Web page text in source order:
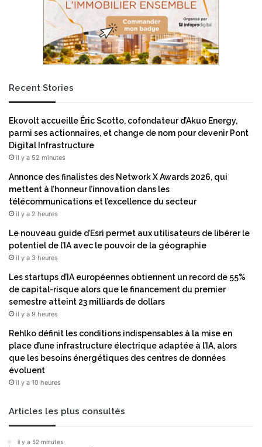
a
c
c
s
s
b
l
e
à
’
e
n
v
o
l
é
d
u
r
a
b
e
d
Recent Stories
Ekovolt accueille Éric Scotto, cofondateur d’Akuo Energy,
parmi ses actionnaires, et change de nom pour devenir Pont
Digital Infrastructure
il y a 52 minutes
Annonce des finalistes des Network X Awards 2026, qui
mettent à l’honneur l’innovation dans les
télécommunications et l’excellence du secteur
il y a 2 heures
Le nouveau guide d’Esri permet aux utilisateurs de libérer le
potentiel de l’IA avec le pouvoir de la géographie
il y a 3 heures
Les startups d’IA européennes obtiennent un record de 55%
de capital-risque alors que le financement du premier
semestre atteint 23 milliards de dollars
il y a 9 heures
Rehlko définit les conditions indispensables à la mise en
place d’une infrastructure électrique adaptée à l’IA, alors
que les besoins énergétiques des centres de données
évoluent
il y a 10 heures
Articles les plus consultés
il y a 52 minutes